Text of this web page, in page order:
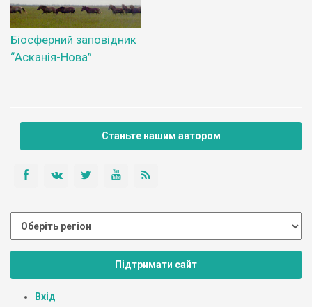
Біосферний заповідник
“Асканія-Нова”
Станьте нашим автором
Підтримати сайт
Вхід